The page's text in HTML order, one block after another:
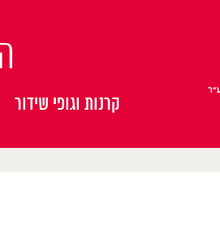
קרנות וגופי שידור